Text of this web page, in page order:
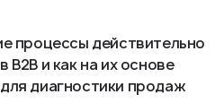
процессы действительно
и как на их основе
диагностики продаж